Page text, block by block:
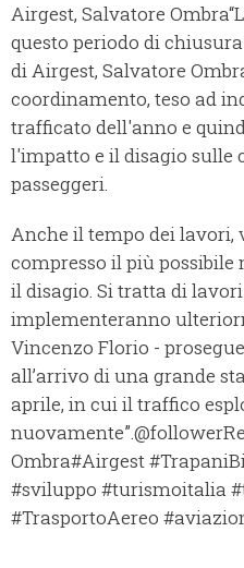
Airgest, Salvatore
questo periodo di
di Airgest, Salvatore
coordinamento, teso ad
trafficato dell'anno e
l'impatto e il disagio sulle
passeggeri.
Anche il tempo dei lavori,
compresso il più
il disagio. Si tratta di
implementeranno
Vincenzo Florio -
all’arrivo di una grande
aprile, in cui il traffico
Ombra#Airgest
#sviluppo #turismoitalia
#TrasportoAereo